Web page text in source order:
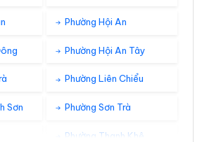
Phường Hội An
Phường Hội An Tây
Phường Liên Chiểu
Sơn Phường Sơn Trà
Phường Thanh Khê